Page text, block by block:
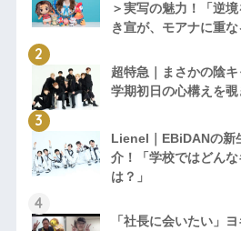
＞実写の魅力！「逆
き宣が、モアナに重な
超特急｜まさかの陰
学期初日の心構えを覗
Lienel｜EBiDANの新
介！「学校ではどん
は？」
「社長に会いたい」